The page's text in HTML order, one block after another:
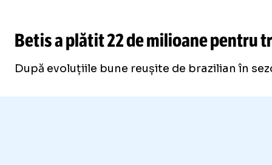
Betis a plătit 22 de milioane pentru
După evoluțiile bune reușite de brazilian în